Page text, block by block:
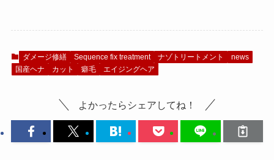
ダメージ修繕 Sequence fix treatment ナゾトリートメント
news
国産ヘナ
カット 癖毛 エイジングヘア
よかったらシェアしてね！